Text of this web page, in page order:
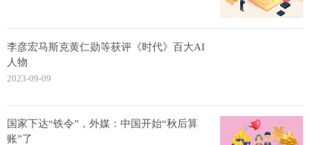
李彦宏马斯克黄仁勋等获评《时代》百大AI
人物
2023-09-09
国家下达“铁令”，外媒：中国开始“秋后算
账”了